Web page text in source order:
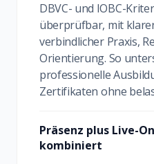
DBVC- und IOBC-
überprüfbar, mit
verbindlicher Praxis,
Orientierung. So
professionelle
Zertifikaten ohne
Präsenz plus Live-
kombiniert